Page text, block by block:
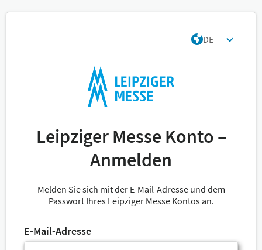
DE
Leipziger Messe Konto –
Anmelden
Melden Sie sich mit der E-Mail-Adresse und dem
Passwort Ihres Leipziger Messe Kontos an.
E-Mail-Adresse